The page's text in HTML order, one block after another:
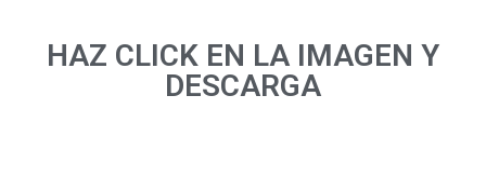
HAZ CLICK EN LA IMAGEN Y
DESCARGA